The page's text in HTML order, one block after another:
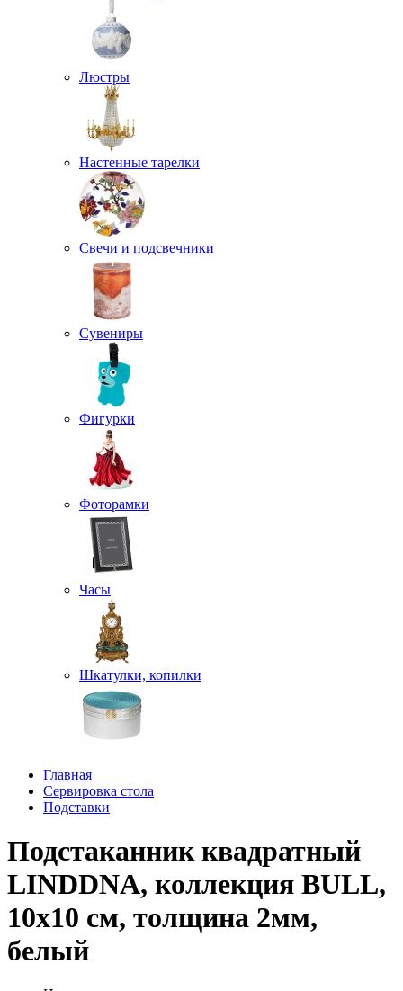
Люстры
Настенные тарелки
Свечи и подсвечники
Сувениры
Фигурки
Фоторамки
Часы
Шкатулки, копилки
Главная
Сервировка стола
Подставки
Подстаканник квадратный
LINDDNA, коллекция BULL,
10x10 см, толщина 2мм,
белый